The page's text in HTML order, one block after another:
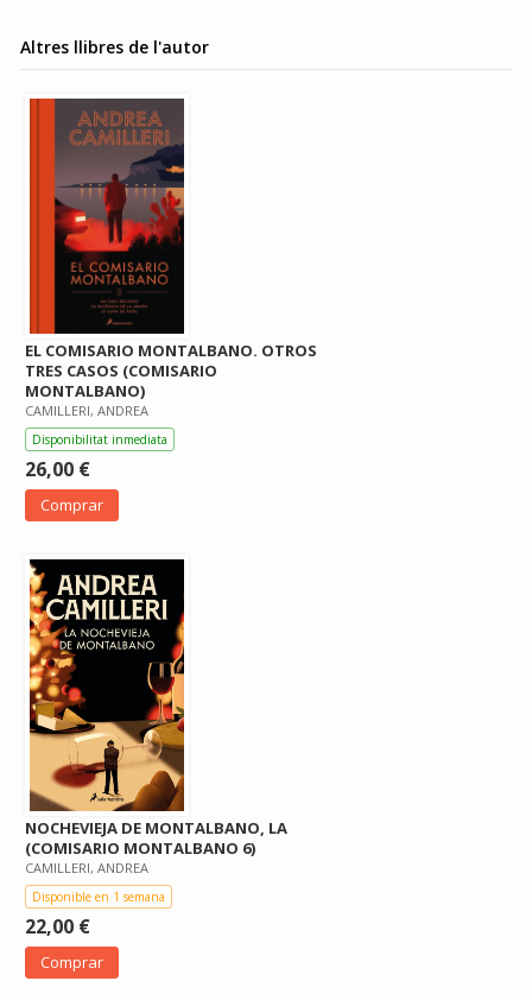
Altres llibres de l'autor
EL COMISARIO MONTALBANO. OTROS
TRES CASOS (COMISARIO
MONTALBANO)
CAMILLERI, ANDREA
Disponibilitat inmediata
26,00 €
Comprar
NOCHEVIEJA DE MONTALBANO, LA
(COMISARIO MONTALBANO 6)
CAMILLERI, ANDREA
Disponible en 1 semana
22,00 €
Comprar